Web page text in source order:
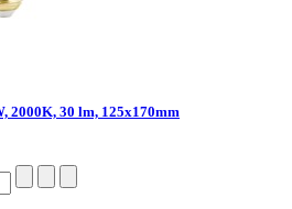
2000K, 30 lm, 125x170mm